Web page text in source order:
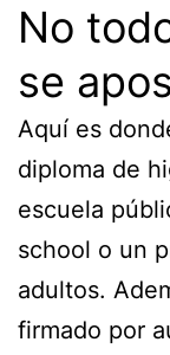
No
se
Aquí es
diploma de
escuela
school o un
adultos.
firmado por